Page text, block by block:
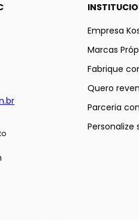
Empresa
Marcas
Fabrique
Quero
Parceria
Personalize